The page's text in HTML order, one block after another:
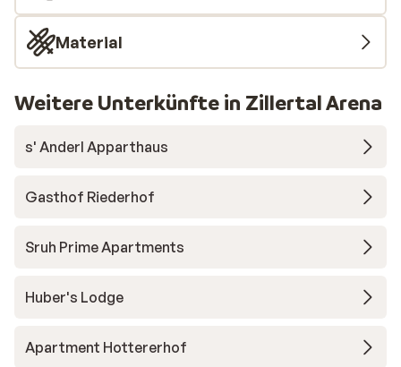
Material
Weitere Unterkünfte in Zillertal Arena
s' Anderl Apparthaus
Gasthof Riederhof
Sruh Prime Apartments
Huber's Lodge
Apartment Hottererhof